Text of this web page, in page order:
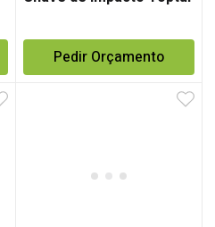
Pedir Orçamento